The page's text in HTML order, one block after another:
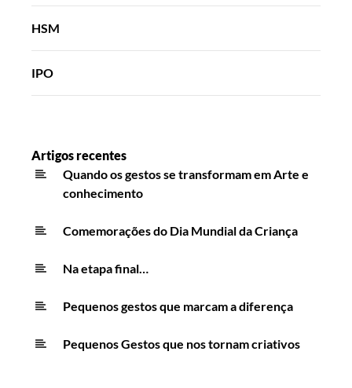
HSM
IPO
Artigos recentes
Quando os gestos se transformam em Arte e
conhecimento
Comemorações do Dia Mundial da Criança
Na etapa final…
Pequenos gestos que marcam a diferença
Pequenos Gestos que nos tornam criativos